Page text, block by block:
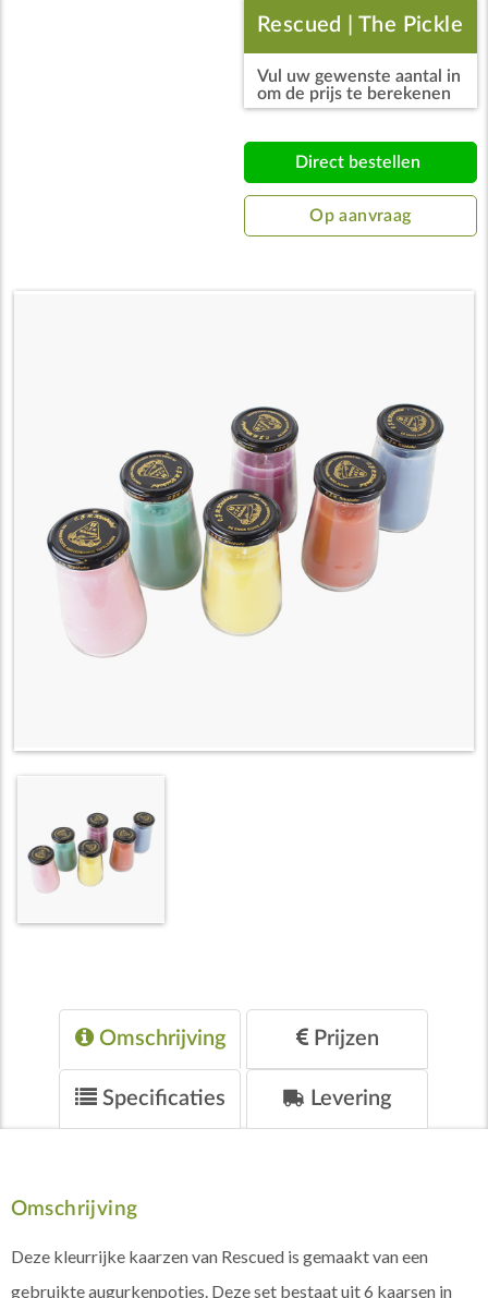
Rescued | The Pickle
Candle
Vul uw gewenste aantal in
om de prijs te berekenen
Direct bestellen
Op aanvraag
Omschrijving Prijzen
Specificaties Levering
Omschrijving
Deze kleurrijke kaarzen van Rescued is gemaakt van een
gebruikte augurkenpotjes. Deze set bestaat uit 6 kaarsen in